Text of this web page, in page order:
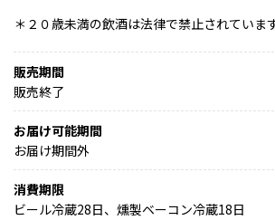
＊２０歳未満の飲酒は法律で禁止されています
販売期間
販売終了
お届け可能期間
お届け期間外
消費期限
ビール冷蔵28日、燻製ベーコン冷蔵18日